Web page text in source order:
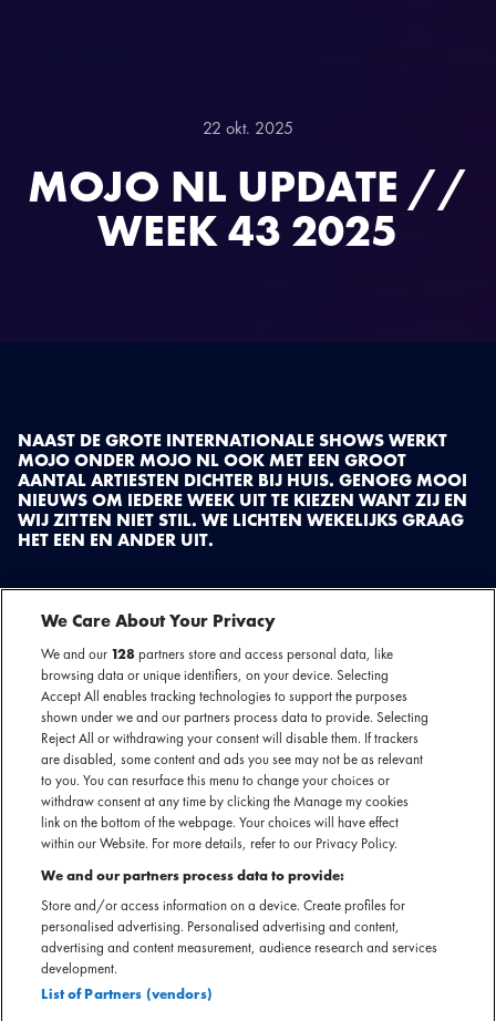
22 okt. 2025
MOJO NL UPDATE //
WEEK 43 2025
NAAST DE GROTE INTERNATIONALE SHOWS WERKT
MOJO ONDER MOJO NL OOK MET EEN GROOT
AANTAL ARTIESTEN DICHTER BIJ HUIS. GENOEG MOOI
NIEUWS OM IEDERE WEEK UIT TE KIEZEN WANT ZIJ EN
WIJ ZITTEN NIET STIL. WE LICHTEN WEKELIJKS GRAAG
HET EEN EN ANDER UIT.
TRIGGERFINGER
Op 28 april 2026 staat rockband Triggerfinger in Paradiso, Amsterdam.
Bereid je voor op een mix van rauwe, bluesy rockgeluiden, stevige riffs en
aanstekelijke zang. De Belgische rockband heeft een muzikale loopbaan die
We Care About Your Privacy
We and our 128partners store and access personal data, like
browsing data or unique identifiers, on your device. Selecting
Accept All enables tracking technologies to support the purposes
shown under we and our partners process data to provide. Selecting
Reject All or withdrawing your consent will disable them. If trackers
are disabled, some content and ads you see may not be as relevant
to you. You can resurface this menu to change your choices or
withdraw consent at any time by clicking the Manage my cookies
link on the bottom of the webpage. Your choices will have effect
within our Website. For more details, refer to our Privacy Policy.
We and our partners process data to provide:
Store and/or access information on a device. Create profiles for
personalised advertising. Personalised advertising and content,
advertising and content measurement, audience research and services
development.
List of Partners (vendors)